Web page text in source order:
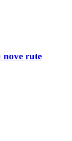
rute